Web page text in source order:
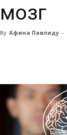
мозг
By Афина Павлиду -